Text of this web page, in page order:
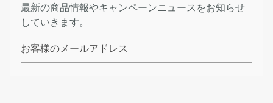
最新の商品情報やキャンペーンニュースをお知らせ
していきます。
お客様のメールアドレス